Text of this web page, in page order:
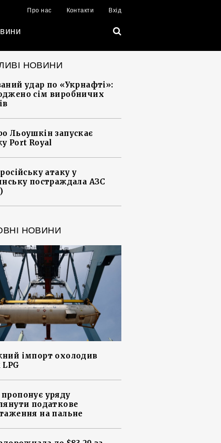
Про нас Контакти Вхід
НОВИНИ
удар по «Укрнафті»:
сім виробничих
Льоушкін запускає
Port Royal
атаку у
постраждала АЗС
НОВИНИ
імпорт охолодив
уряду
податкове
на пальне